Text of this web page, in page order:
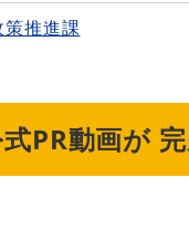
策推進課
PR動画が